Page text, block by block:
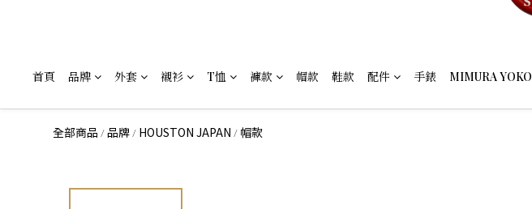
首頁 品牌 外套 襯衫 T恤 褲款 帽款 鞋款 配件 手錶 MIMURA YOKO
全部商品 /品牌 / HOUSTON JAPAN / 帽款